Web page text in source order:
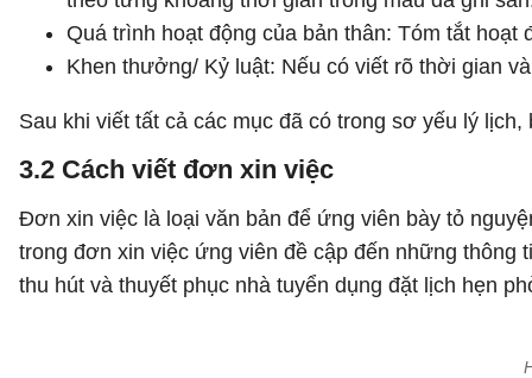
Quá trình hoạt động của bản thân: Tóm tắt
Khen thưởng/ Kỷ luật: Nếu có viết rõ thời gian
Sau khi viết tất cả các mục đã có trong sơ yếu lý
3.2 Cách viết đơn xin việc
Đơn xin việc là loại văn bản để ứng viên bày tỏ
trong đơn xin việc ứng viên đề cập đến những thông
thu hút và thuyết phục nhà tuyển dụng đặt lịch hẹn